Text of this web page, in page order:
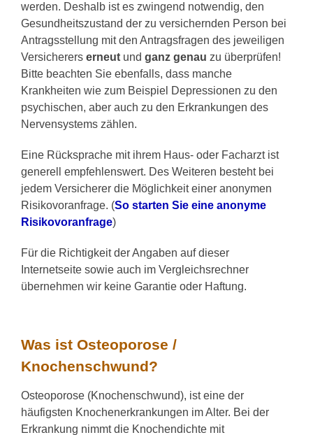
werden. Deshalb ist es zwingend notwendig, den
Gesundheitszustand der zu versichernden Person bei
Antragsstellung mit den Antragsfragen des jeweiligen
Versicherers erneutund ganz genau zu überprüfen!
Bitte beachten Sie ebenfalls, dass manche
Krankheiten wie zum Beispiel Depressionen zu den
psychischen, aber auch zu den Erkrankungen des
Nervensystems zählen.
Eine Rücksprache mit ihrem Haus- oder Facharzt ist
generell empfehlenswert. Des Weiteren besteht bei
jedem Versicherer die Möglichkeit einer anonymen
Risikovoranfrage. (So starten Sie eine anonyme
Risikovoranfrage)
Für die Richtigkeit der Angaben auf dieser
Internetseite sowie auch im Vergleichsrechner
übernehmen wir keine Garantie oder Haftung.
Was ist Osteoporose /
Knochenschwund?
Osteoporose (Knochenschwund), ist eine der
häufigsten Knochenerkrankungen im Alter. Bei der
Erkrankung nimmt die Knochendichte mit